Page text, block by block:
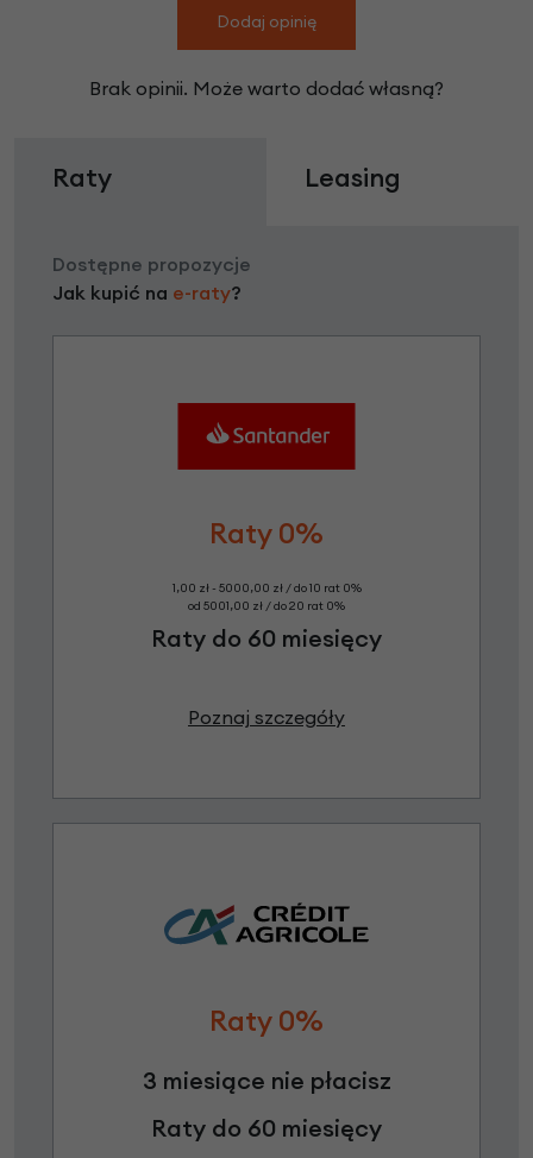
Dodaj opinię
Brak opinii. Może warto dodać własną?
Raty Leasing
Dostępne propozycje
Jak kupić na e-raty?
Raty 0%
1,00 zł - 5000,00 zł / do 10 rat 0%
od 5001,00 zł / do 20 rat 0%
Raty do 60 miesięcy
Poznaj szczegóły
Raty 0%
3 miesiące nie płacisz
Raty do 60 miesięcy